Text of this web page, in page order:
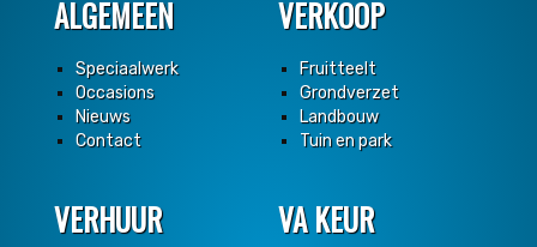
ALGEMEEN
Speciaalwerk
Occasions
Nieuws
Contact
VERKOOP
Fruitteelt
Grondverzet
Landbouw
Tuin en park
VERHUUR VA KEUR